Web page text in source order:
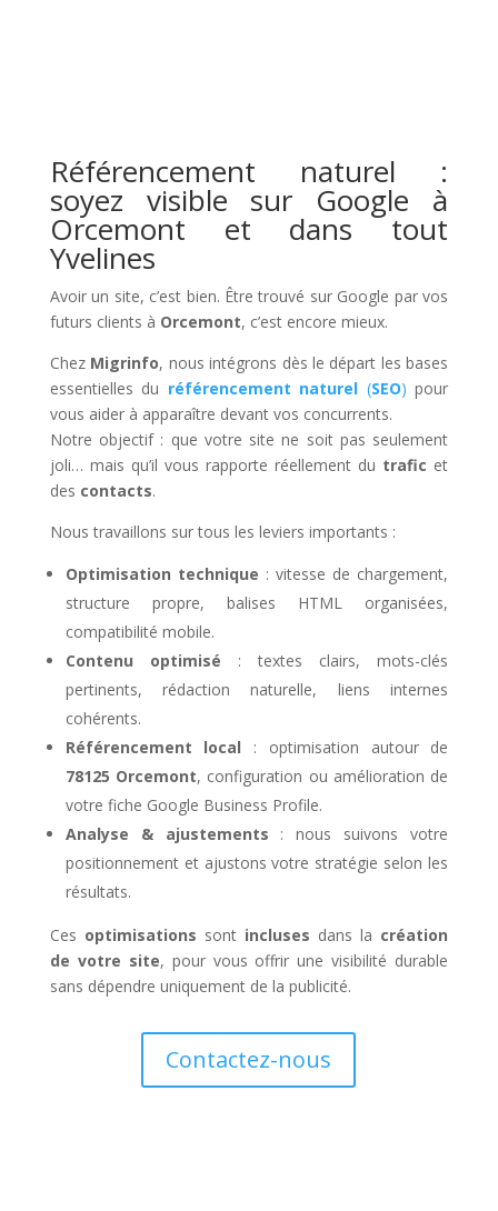
Référencement naturel :
soyez visible sur Google à
Orcemont et dans tout
Yvelines
Avoir un site, c’est bien. Être trouvé sur Google par vos
futurs clients à Orcemont, c’est encore mieux.
Chez Migrinfo, nous intégrons dès le départ les bases
essentielles du référencement naturel (SEO) pour
vous aider à apparaître devant vos concurrents.
Notre objectif : que votre site ne soit pas seulement
joli… mais qu’il vous rapporte réellement du trafic et
des contacts.
Nous travaillons sur tous les leviers importants :
Optimisation technique : vitesse de chargement,
structure propre, balises HTML organisées,
compatibilité mobile.
Contenu optimisé : textes clairs, mots-clés
pertinents, rédaction naturelle, liens internes
cohérents.
Référencement local : optimisation autour de
78125 Orcemont, configuration ou amélioration de
votre fiche Google Business Profile.
Analyse & ajustements : nous suivons votre
positionnement et ajustons votre stratégie selon les
résultats.
Ces optimisations sont incluses dans la création
de votre site, pour vous offrir une visibilité durable
sans dépendre uniquement de la publicité.
Contactez-nous